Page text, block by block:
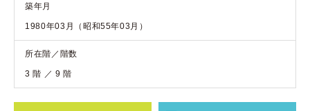
築年月
1980年03月（昭和55年03月）
所在階／階数
3 階 ／ 9 階